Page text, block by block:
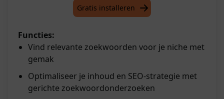
Gratis installeren
Functies:
Vind relevante zoekwoorden voor je niche met
gemak
Optimaliseer je inhoud en SEO-strategie met
gerichte zoekwoordonderzoeken